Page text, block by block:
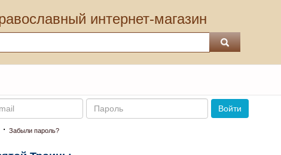
интернет-магазин
Пароль
Войти
Забыли пароль?